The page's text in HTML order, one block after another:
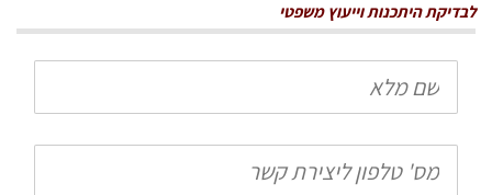
לבדיקת היתכנות וייעוץ משפטי
שם
מלא
טלפון